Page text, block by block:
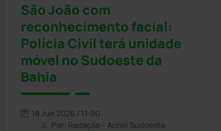
São João com
reconhecimento facial:
Polícia Civil terá unidade
móvel no Sudoeste da
Bahia
18 Jun 2026 / 11:00
Por: Redação - Achei Sudoeste